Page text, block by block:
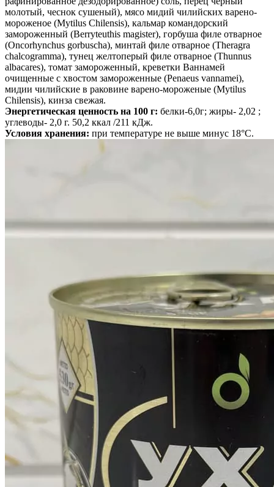
молотый, чеснок сушеный), мясо мидий чилийских варено-
мороженое (Mytilus Chilensis), кальмар командорский
замороженный (Berryteuthis magister), горбуша филе отварное
(Oncorhynchus gorbuscha), минтай филе отварное (Theragra
chalcogramma), тунец желтоперый филе отварное (Thunnus
albacares), томат замороженный, креветки Ваннамей
очищенные с хвостом замороженные (Penaeus vannamei),
мидии чилийские в раковине варено-мороженые (Mytilus
Chilensis), кинза свежая.
Энергетическая ценность на 100 г: белки-6,0г; жиры- 2,02 ;
углеводы- 2,0 г. 50,2 ккал /211 кДж.
Условия хранения: при температуре не выше минус 18°С.